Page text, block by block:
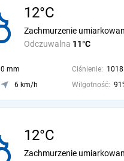
12°C
Odczuwalna 11°C
Zachmurzenie
0 mm Ciśnienie:
6 km/h Wilgotność:
12°C
Zachmurzenie